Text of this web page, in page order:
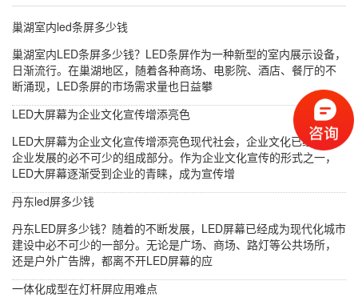
巢湖室内led条屏多少钱
巢湖室内LED条屏多少钱？LED条屏作为一种新型的室内展示设备，
日渐流行。在巢湖地区，随着各种商场、电影院、酒店、餐厅的不
断涌现，LED条屏的市场需求量也日益攀
LED大屏幕为企业文化宣传增添亮色
LED大屏幕为企业文化宣传增添亮色现代社会，企业文化已经成为
企业发展的必不可少的组成部分。作为企业文化宣传的形式之一，
LED大屏幕逐渐受到企业的青睐，成为宣传增
丹东led屏多少钱
丹东LED屏多少钱？随着的不断发展，LED屏幕已经成为现代化城市
建设中必不可少的一部分。无论是广场、商场、路灯等公共场所，
还是户外广告牌，都离不开LED屏幕的应
一体化成型在灯杆屏应用难点